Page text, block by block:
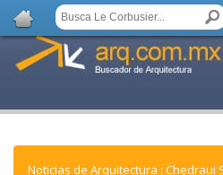
Noticias de Arquitectura : Chedraui